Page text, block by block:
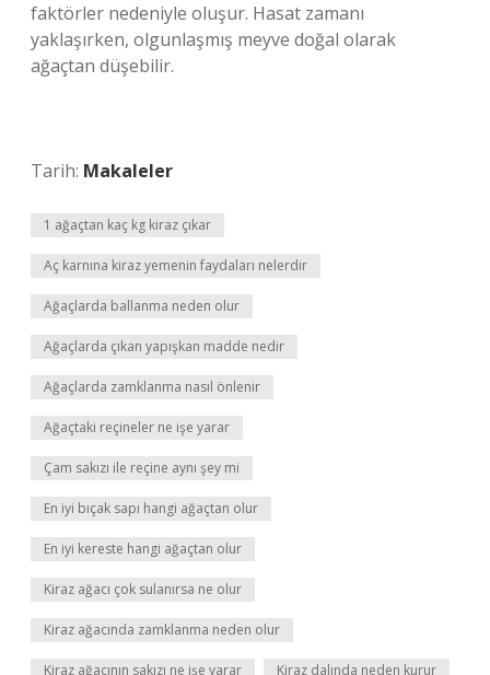
faktörler nedeniyle oluşur. Hasat zamanı
yaklaşırken, olgunlaşmış meyve doğal olarak
ağaçtan düşebilir.
Tarih: Makaleler
1 ağaçtan kaç kg kiraz çıkar
Aç karnına kiraz yemenin faydaları nelerdir
Ağaçlarda ballanma neden olur
Ağaçlarda çıkan yapışkan madde nedir
Ağaçlarda zamklanma nasıl önlenir
Ağaçtaki reçineler ne işe yarar
Çam sakızı ile reçine aynı şey mi
En iyi bıçak sapı hangi ağaçtan olur
En iyi kereste hangi ağaçtan olur
Kiraz ağacı çok sulanırsa ne olur
Kiraz ağacında zamklanma neden olur
Kiraz ağacının sakızı ne işe yarar Kiraz dalında neden kurur